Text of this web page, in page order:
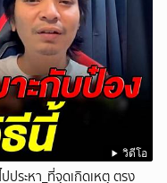
วิดีโอ
ประหา_ที่จุดเกิดเหตุ ตรง